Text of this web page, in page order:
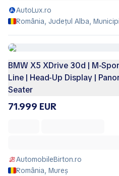
AutoLux.ro
România, Județul Alba,
BMW X5 XDrive 30d | M-
Line | Head-Up Display |
Seater
71.999 EUR
AutomobileBirton.ro
România, Mureș